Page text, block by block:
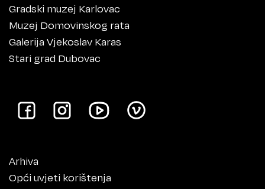
Gradski muzej Karlovac
Muzej Domovinskog rata
Galerija Vjekoslav Karas
Stari grad Dubovac
Arhiva
Opći uvjeti korištenja